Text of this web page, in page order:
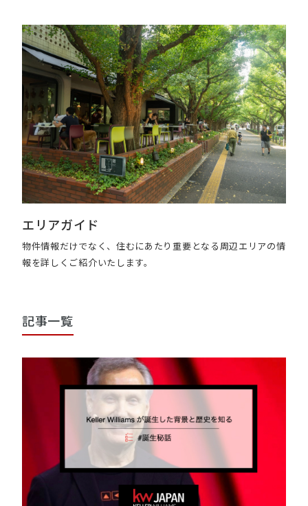
エリアガイド
物件情報だけでなく、住むにあたり重要となる周辺エリアの情
報を詳しくご紹介いたします。
記事一覧